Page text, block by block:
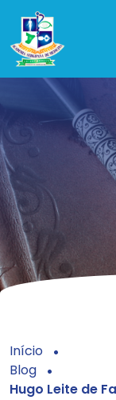
Início
Blog
Hugo Leite de